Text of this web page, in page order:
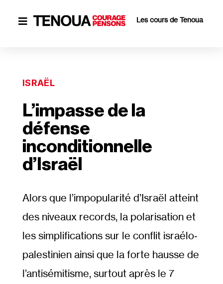
 Les cours de Tenoua
ISRAËL
L’impasse de la
défense
inconditionnelle
d’Israël
Alors que l’impopularité d’Israël atteint
des niveaux records, la polarisation et
les simplifications sur le conflit israélo‐​
palestinien ainsi que la forte hausse de
l’antisémitisme, surtout après le 7